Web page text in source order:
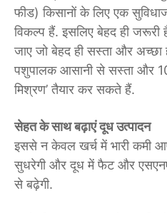
फीड) किसानों के लिए एक
विकल्प हैं. इसलिए बेहद ही
जाए जो बेहद ही सस्ता और अच्छा
पशुपालक आसानी से सस्ता और
मिश्रण’ तैयार कर सकते हैं.
सेहत के साथ बढ़ाएं दूध उत्पादन
इससे न केवल खर्च में भारी कमी
सुधरेगी और दूध में फैट और
से बढ़ेगी.